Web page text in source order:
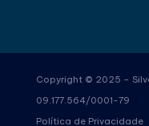
Copyright © 2025 –
09.177.564/0001-79
Política de Privacidade